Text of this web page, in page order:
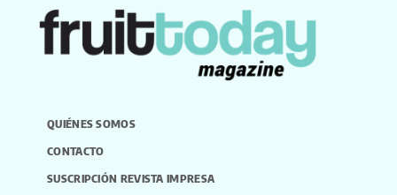
QUIÉNES SOMOS
CONTACTO
SUSCRIPCIÓN REVISTA IMPRESA